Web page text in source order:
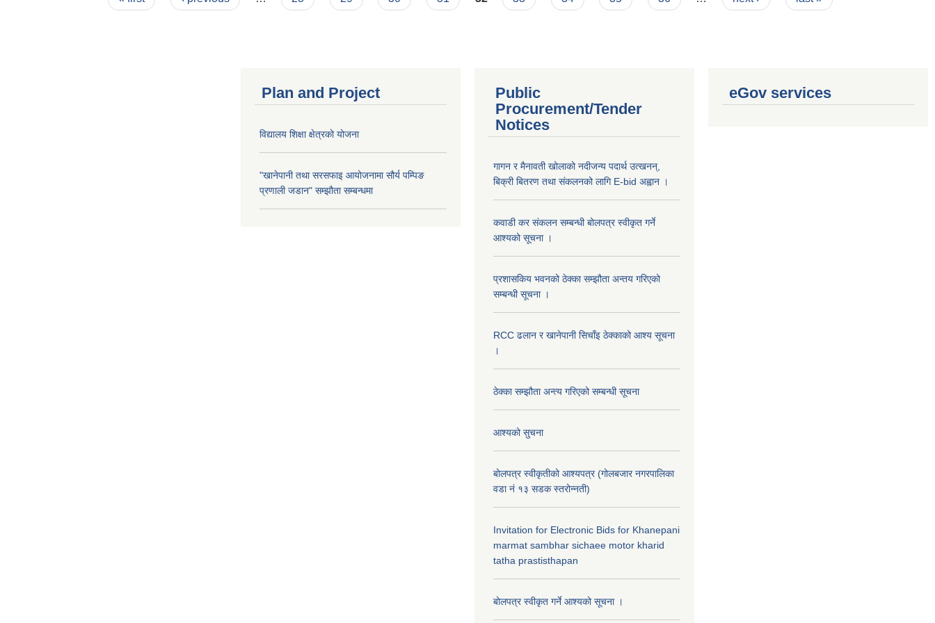
Plan and Project
विद्यालय शिक्षा क्षेत्रको योजना
"खानेपानी तथा सरसफाइ आयोजनामा सौर्य पम्पिङ
प्रणाली जडान" सम्झौता सम्बन्धमा
Public
Procurement/Tender
Notices
गागन र मैनावती खोलाको नदीजन्य पदार्थ उत्खनन्,
बिक्री बितरण तथा संकलनको लागि E-bid अह्वान ।
कवाडी कर संकलन सम्बन्धी बोलपत्र स्वीकृत गर्ने
आश्यको सूचना ।
प्रशासकिय भवनको ठेक्का सम्झौता अन्तय गरिएको
सम्बन्धी सूचना ।
RCC ढलान र खानेपानी सिचाँइ ठेक्काको आश्य सूचना
।
ठेक्का सम्झौता अन्त्य गरिएको सम्बन्धी सूचना
आश्यको सुचना
बोलपत्र स्वीकृतीको आश्यपत्र (गोलबजार नगरपालिका
वडा नं १३ सडक स्तरोन्नती)
Invitation for Electronic Bids for Khanepani
marmat sambhar sichaee motor kharid
tatha prastisthapan
बोलपत्र स्वीकृत गर्ने आश्यको सूचना ।
eGov services